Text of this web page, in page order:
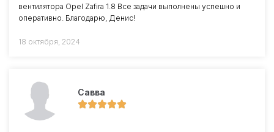
вентилятора Opel Zafira 1.8 Все задачи выполнены успешно и
оперативно. Благодарю, Денис!
18 октября, 2024
Савва